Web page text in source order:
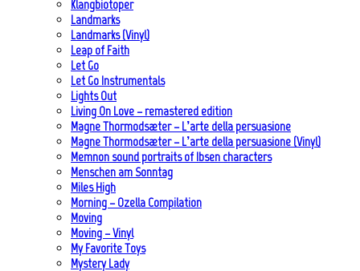
Klangbiotoper
Landmarks
Landmarks (Vinyl)
Leap of Faith
Let Go
Let Go Instrumentals
Lights Out
Living On Love – remastered edition
Magne Thormodsæter – L’arte della persuasione
Magne Thormodsæter – L’arte della persuasione (Vinyl)
Memnon sound portraits of Ibsen characters
Menschen am Sonntag
Miles High
Morning – Ozella Compilation
Moving
Moving – Vinyl
My Favorite Toys
Mystery Lady